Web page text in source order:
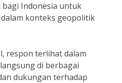
bagi Indonesia untuk
konteks geopolitik
respon terlihat dalam
di berbagai
dukungan terhadap